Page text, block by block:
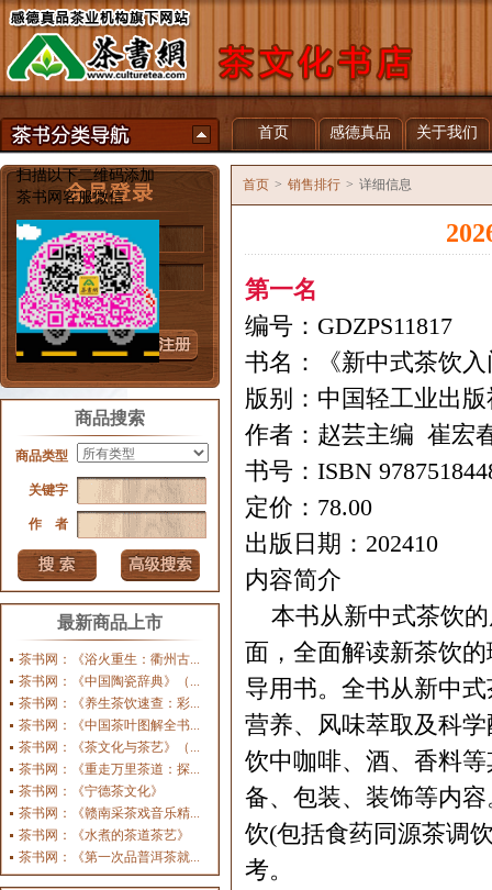
首页 感德真品 关于我们
用户名
密 码
忘记密码？
商品搜索
商品类型
关键字
作 者
最新商品上市
茶书网：《浴火重生：衢州古...
茶书网：《中国陶瓷辞典》（...
茶书网：《养生茶饮速查：彩...
茶书网：《中国茶叶图解全书...
茶书网：《茶文化与茶艺》（...
茶书网：《重走万里茶道：探...
茶书网：《宁德茶文化》
茶书网：《赣南采茶戏音乐精...
茶书网：《水煮的茶道茶艺》
茶书网：《第一次品普洱茶就...
首页 > 销售排行 > 详细信息
第一名
编号：GDZPS11817
书名：《新中式茶饮
版别：中国轻工业出版
作者：赵芸主编 崔宏
书号：ISBN
定价：78.00
出版日期：202410
内容简介
本书从新中式茶饮的
面，全面解读新茶饮
导用书。全书从新中
营养、风味萃取及科
饮中咖啡、酒、香料
备、包装、装饰等内
饮(包括食药同源茶调
考。
扫描以下二维码添加
茶书网客服微信